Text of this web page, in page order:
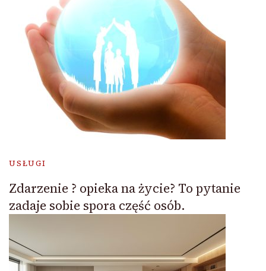
USŁUGI
Zdarzenie ? opieka na życie? To pytanie
zadaje sobie spora część osób.